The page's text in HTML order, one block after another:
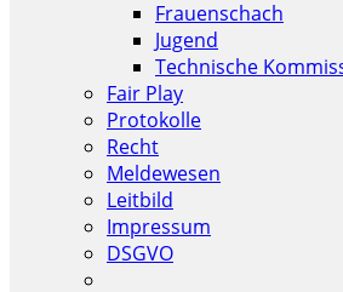
Frauenschach
Jugend
Technische
Fair Play
Protokolle
Recht
Meldewesen
Leitbild
Impressum
DSGVO